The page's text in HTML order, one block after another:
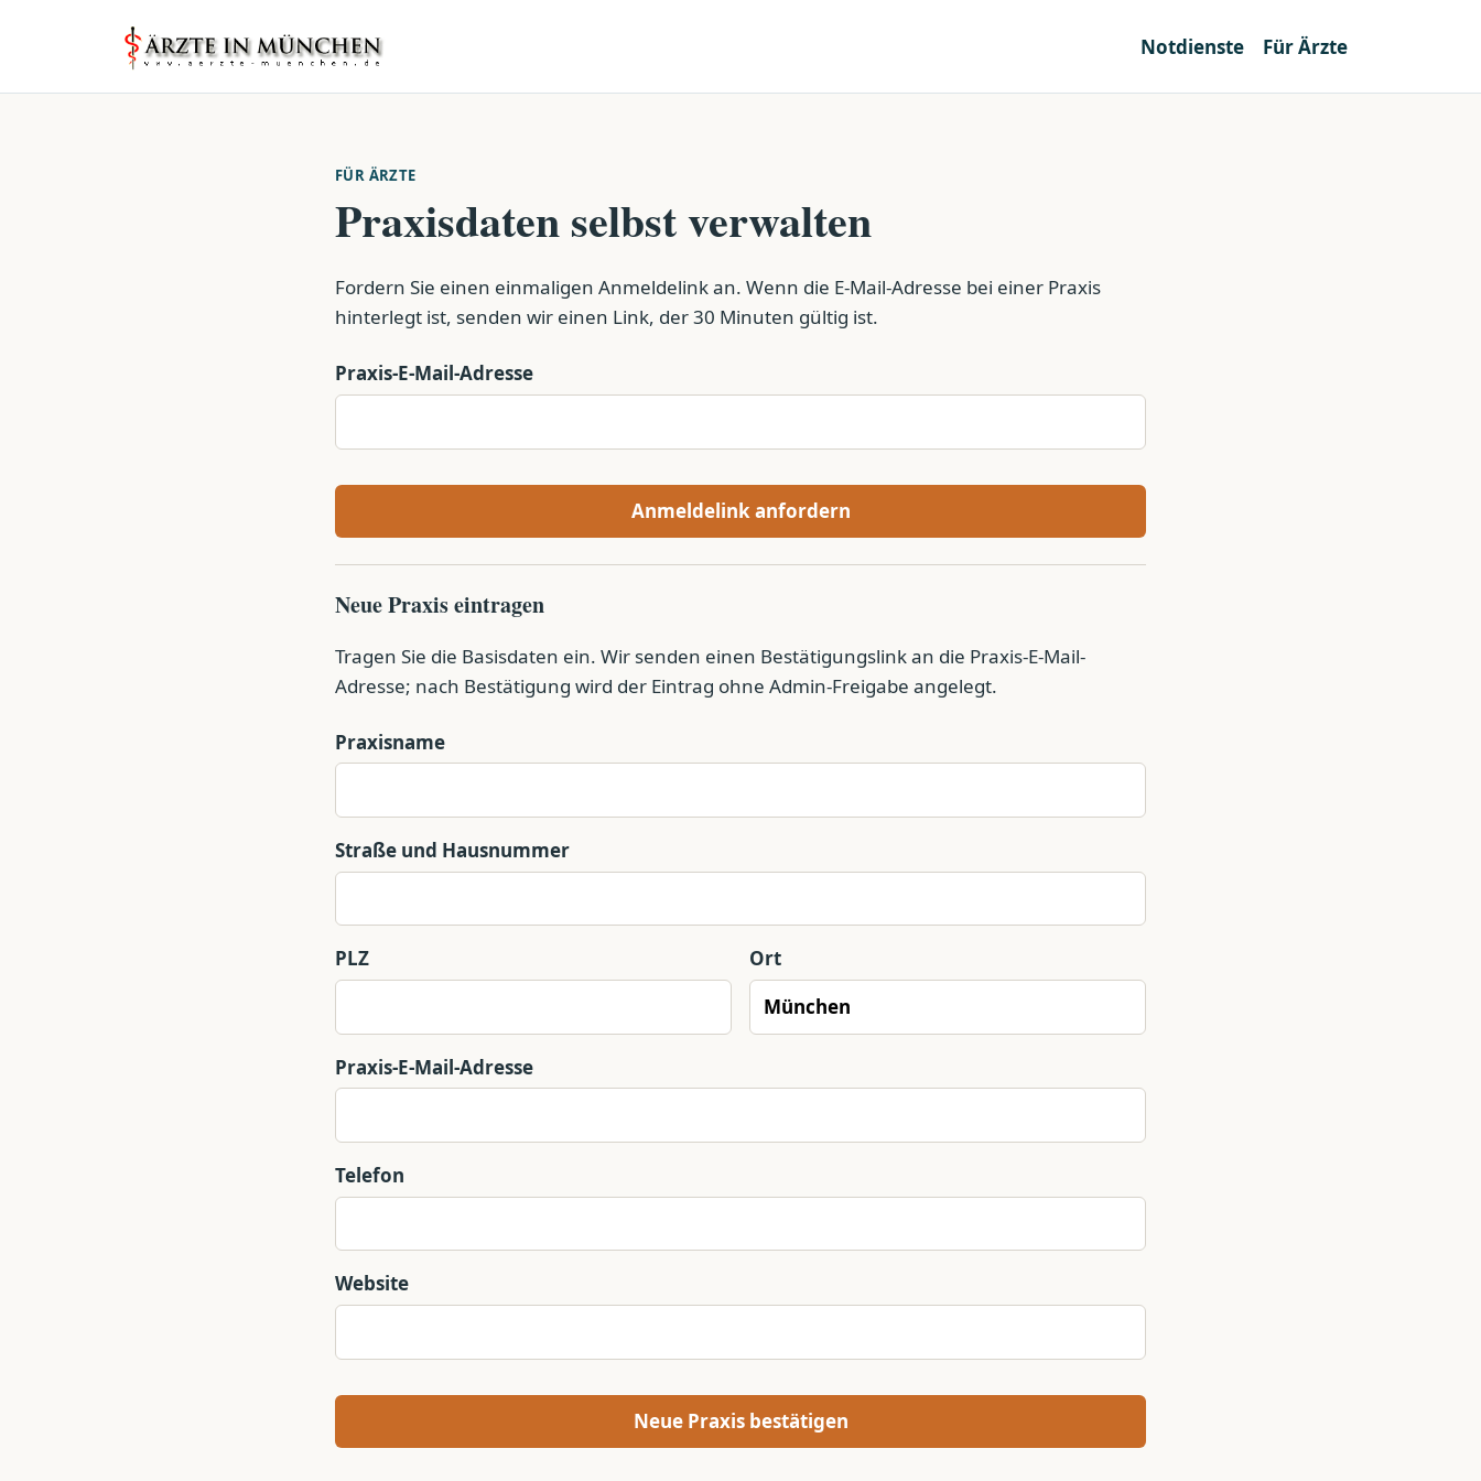
Notdienste Für Ärzte
FÜR ÄRZTE
Praxisdaten selbst verwalten
Fordern Sie einen einmaligen Anmeldelink an. Wenn die E-Mail-Adresse bei einer Praxis
hinterlegt ist, senden wir einen Link, der 30 Minuten gültig ist.
Praxis-E-Mail-Adresse
Anmeldelink anfordern
Neue Praxis eintragen
Tragen Sie die Basisdaten ein. Wir senden einen Bestätigungslink an die Praxis-E-Mail-
Adresse; nach Bestätigung wird der Eintrag ohne Admin-Freigabe angelegt.
Praxisname
Straße und Hausnummer
PLZ Ort
Praxis-E-Mail-Adresse
Telefon
Website
Neue Praxis bestätigen